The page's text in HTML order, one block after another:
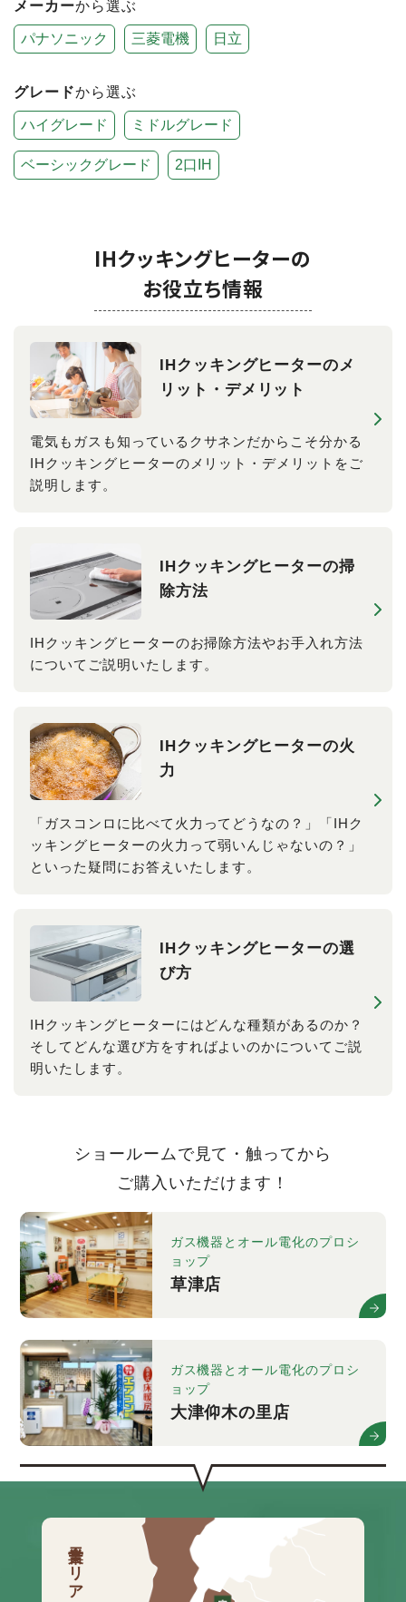
メーカーから選ぶ
パナソニック 三菱電機 日立
グレードから選ぶ
ハイグレード ミドルグレード
ベーシックグレード 2口IH
IHクッキングヒーターの
お役立ち情報
IHクッキングヒーターのメ
リット・デメリット
電気もガスも知っているクサネンだからこそ分かる
IHクッキングヒーターのメリット・デメリットをご
説明します。
IHクッキングヒーターの掃
除方法
IHクッキングヒーターのお掃除方法やお手入れ方法
についてご説明いたします。
IHクッキングヒーターの火
力
「ガスコンロに比べて火力ってどうなの？」「IHク
ッキングヒーターの火力って弱いんじゃないの？」
といった疑問にお答えいたします。
IHクッキングヒーターの選
び方
IHクッキングヒーターにはどんな種類があるのか？
そしてどんな選び方をすればよいのかについてご説
明いたします。
ショールームで見て・触ってから
ご購入いただけます！
ガス機器とオール電化のプロシ
ョップ
草津店
ガス機器とオール電化のプロシ
ョップ
大津仰木の里店
営業エリア